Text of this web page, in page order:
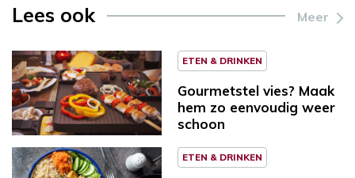
Lees ook Meer
ETEN & DRINKEN
Gourmetstel vies? Maak
hem zo eenvoudig weer
schoon
ETEN & DRINKEN